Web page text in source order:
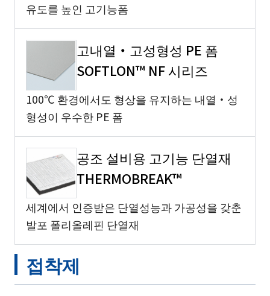
유도를 높인 고기능폼
고내열・고성형성 PE 폼
SOFTLON™ NF 시리즈
100℃ 환경에서도 형상을 유지하는 내열・성
형성이 우수한 PE 폼
공조 설비용 고기능 단열재
THERMOBREAK™
세계에서 인증받은 단열성능과 가공성을 갖춘
발포 폴리올레핀 단열재
접착제